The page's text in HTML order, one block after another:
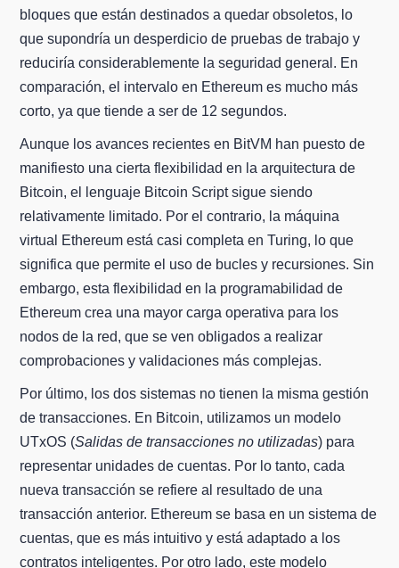
bloques que están destinados a quedar obsoletos, lo
que supondría un desperdicio de pruebas de trabajo y
reduciría considerablemente la seguridad general. En
comparación, el intervalo en Ethereum es mucho más
corto, ya que tiende a ser de 12 segundos.
Aunque los avances recientes en BitVM han puesto de
manifiesto una cierta flexibilidad en la arquitectura de
Bitcoin, el lenguaje Bitcoin Script sigue siendo
relativamente limitado. Por el contrario, la máquina
virtual Ethereum está casi completa en Turing, lo que
significa que permite el uso de bucles y recursiones. Sin
embargo, esta flexibilidad en la programabilidad de
Ethereum crea una mayor carga operativa para los
nodos de la red, que se ven obligados a realizar
comprobaciones y validaciones más complejas.
Por último, los dos sistemas no tienen la misma gestión
de transacciones. En Bitcoin, utilizamos un modelo
UTxOS (Salidas de transacciones no utilizadas) para
representar unidades de cuentas. Por lo tanto, cada
nueva transacción se refiere al resultado de una
transacción anterior. Ethereum se basa en un sistema de
cuentas, que es más intuitivo y está adaptado a los
contratos inteligentes. Por otro lado, este modelo